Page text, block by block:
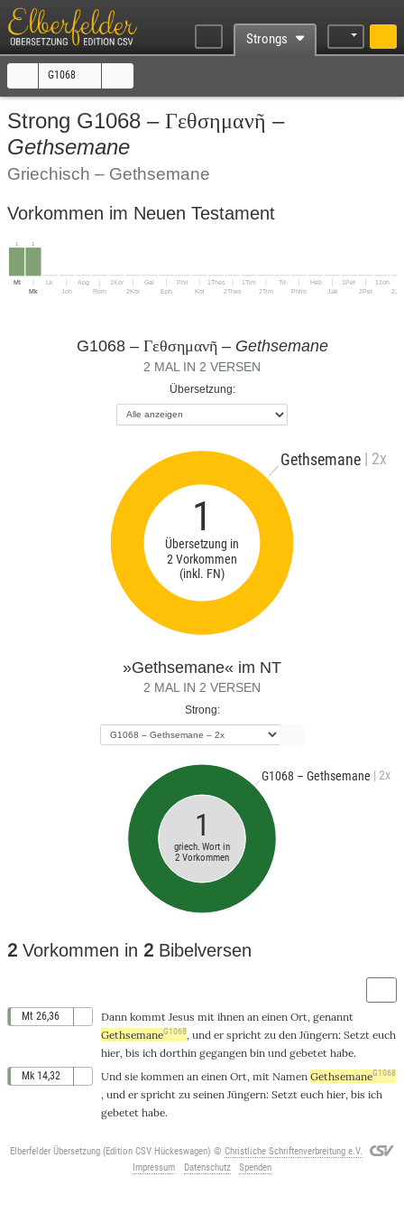
Strongs
G1068
Strong G1068 – Γεθσημανῆ –
Gethsemane
Griechisch – Gethsemane
Vorkommen im Neuen Testament
1
Mt
1
Mk
Lk
Joh
Apg
Röm
1Kor
2Kor
Gal
Eph
Phil
Kol
1Thes
2Thes
1Tim
2Tim
Tit
Phlm
Heb
Jak
1Pet
2Pet
1Joh
G1068 – Γεθσημανῆ – Gethsemane
2 MAL IN 2 VERSEN
Übersetzung:
1
Übersetzung in
2 Vorkommen
(inkl. FN)
Gethsemane | 2x
»Gethsemane« im NT
2 MAL IN 2 VERSEN
Strong:
1
griech. Wort in
2 Vorkommen
G1068 – Gethsemane | 2x
2Vorkommen in 2Bibelversen
Mt 26,36 Dann kommt Jesus mit ihnen aneinen Ort, genannt
GethsemaneG1068, under sprichtzu den Jüngern: Setzt euch
hier, bis ich dorthin gegangenbin und gebetet habe.
Mk 14,32 Undsie kommen aneinen Ort, mit Namen GethsemaneG1068
, under sprichtzu seinen Jüngern: Setzt euch hier, bis ich
gebetet habe.
Elberfelder Übersetzung (Edition CSV Hückeswagen) ©Christliche Schriftenverbreitung e.V.
Impressum
Datenschutz Spenden